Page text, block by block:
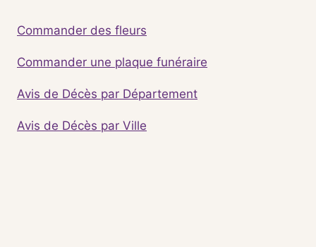
Commander des fleurs
Commander une plaque funéraire
Avis de Décès par Département
Avis de Décès par Ville